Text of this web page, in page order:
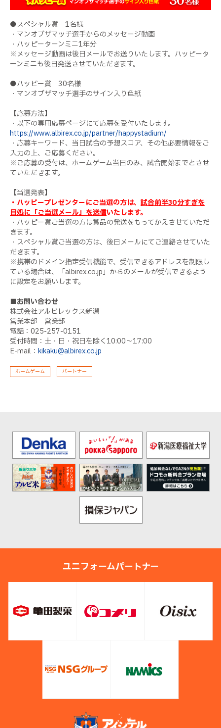
●スペシャル賞 1名様
・マンオブザマッチ選手からのメッセージ動画
・ハッピーターンミニ1年分
※メッセージ動画は後日メールでお送りいたします。ハッピータ
ーンミニも後日発送させていただきます。
●ハッピー賞 30名様
・マンオブザマッチ選手のサイン入り色紙
【応募方法】
・以下の専用応募ページにて応募を受付いたします。
https://www.albirex.co.jp/partner/happystadium/
・応募キーワード、当日試合の予想スコア、その他必要情報をご
入力の上、ご応募ください。
※ご応募の受付は、ホームゲーム当日のみ、試合開始までとさせ
ていただきます。
【当選発表】
・ハッピープレゼンターにご当選の方は、 試合前半30分すぎを
目処に「ご当選メール」を送信いたします。
・ハッピー賞ご当選の方は賞品の発送をもってかえさせていただ
きます。
・スペシャル賞ご当選の方は、後日メールにてご連絡させていた
だきます。
※携帯のドメイン指定受信機能で、受信できるアドレスを制限し
ている場合は、「albirex.co.jp」からのメールが受信できるよう
に設定をお願いします。
■お問い合わせ
株式会社アルビレックス新潟
営業本部 営業部
電話：025-257-0151
受付時間：土・日・祝日を除く10:00〜17:00
E-mail： kikaku@albirex.co.jp
ホームゲーム パートナー
ユニフォームパートナー